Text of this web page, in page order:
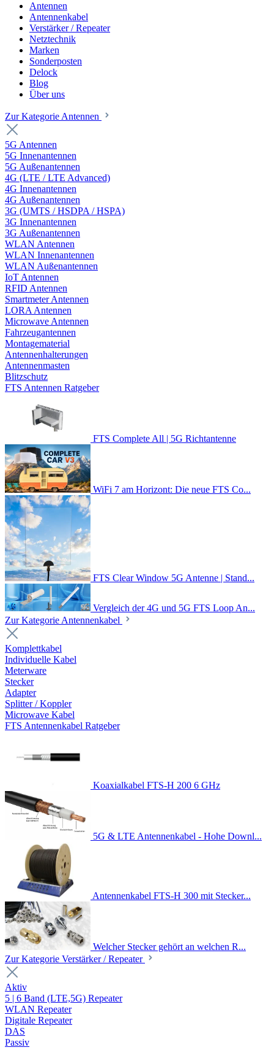
Antennen
Antennenkabel
Verstärker / Repeater
Netztechnik
Marken
Sonderposten
Delock
Blog
Über uns
Zur Kategorie Antennen
5G Antennen
5G Innenantennen
5G Außenantennen
4G (LTE / LTE Advanced)
4G Innenantennen
4G Außenantennen
3G (UMTS / HSDPA / HSPA)
3G Innenantennen
3G Außenantennen
WLAN Antennen
WLAN Innenantennen
WLAN Außenantennen
IoT Antennen
RFID Antennen
Smartmeter Antennen
LORA Antennen
Microwave Antennen
Fahrzeugantennen
Montagematerial
Antennenhalterungen
Antennenmasten
Blitzschutz
FTS Antennen Ratgeber
FTS Complete All | 5G Richtantenne
WiFi 7 am Horizont: Die neue FTS Co...
FTS Clear Window 5G Antenne | Stand...
Vergleich der 4G und 5G FTS Loop An...
Zur Kategorie Antennenkabel
Komplettkabel
Individuelle Kabel
Meterware
Stecker
Adapter
Splitter / Koppler
Microwave Kabel
FTS Antennenkabel Ratgeber
Koaxialkabel FTS-H 200 6 GHz
5G & LTE Antennenkabel - Hohe Downl...
Antennenkabel FTS-H 300 mit Stecker...
Welcher Stecker gehört an welchen R...
Zur Kategorie Verstärker / Repeater
Aktiv
5 | 6 Band (LTE,5G) Repeater
WLAN Repeater
Digitale Repeater
DAS
Passiv